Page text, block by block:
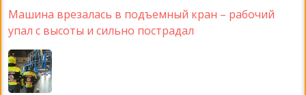
Машина врезалась в подъемный кран – рабочий
упал с высоты и сильно пострадал